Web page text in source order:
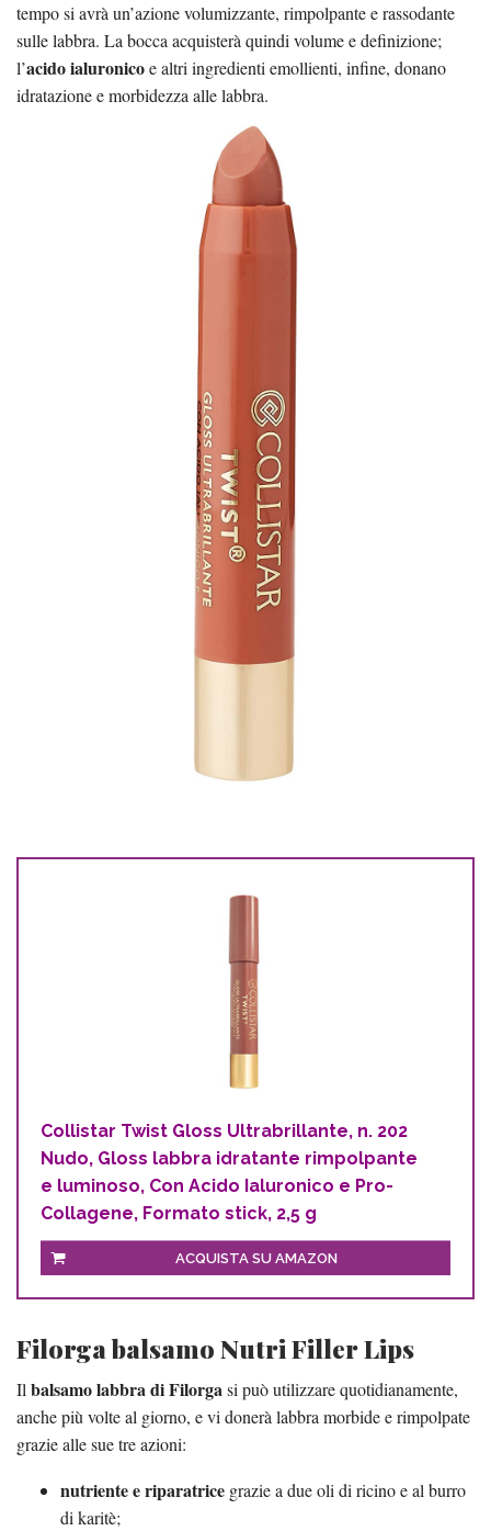
tempo si avrà un’azione volumizzante, rimpolpante e rassodante
sulle labbra. La bocca acquisterà quindi volume e definizione;
l’acido ialuronicoe altri ingredienti emollienti, infine, donano
idratazione e morbidezza alle labbra.
Collistar Twist Gloss Ultrabrillante, n. 202
Nudo, Gloss labbra idratante rimpolpante
e luminoso, Con Acido Ialuronico e Pro-
Collagene, Formato stick, 2,5 g
ACQUISTA SU AMAZON
Filorga balsamo Nutri Filler Lips
Ilbalsamo labbra di Filorgasi può utilizzare quotidianamente,
anche più volte al giorno, e vi donerà labbra morbide e rimpolpate
grazie alle sue tre azioni:
nutriente e riparatrice grazie a due oli di ricino e al burro
di karitè;